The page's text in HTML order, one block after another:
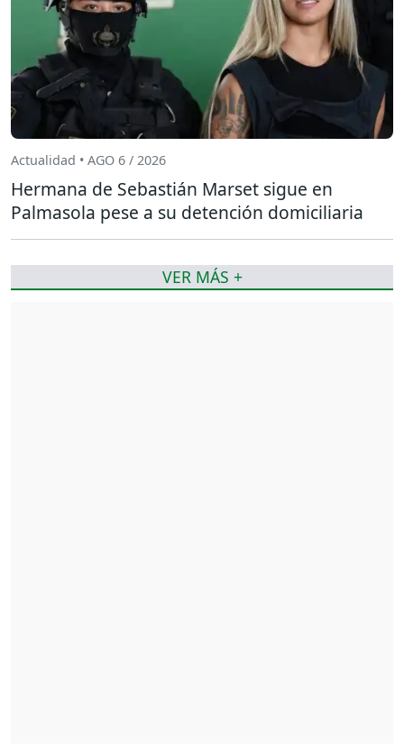
Actualidad • AGO 6 / 2026
Hermana de Sebastián Marset sigue en
Palmasola pese a su detención domiciliaria
VER MÁS +